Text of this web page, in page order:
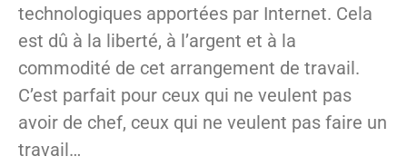
technologiques apportées par Internet. Cela
est dû à la liberté, à l’argent et à la
commodité de cet arrangement de travail.
C’est parfait pour ceux qui ne veulent pas
avoir de chef, ceux qui ne veulent pas faire un
travail…